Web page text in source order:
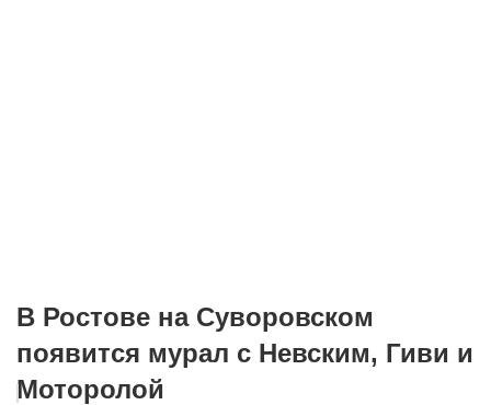
В Ростове на Суворовском
появится мурал с Невским, Гиви и
Моторолой